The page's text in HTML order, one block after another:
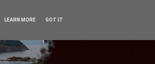
LEARN MORE GOT IT